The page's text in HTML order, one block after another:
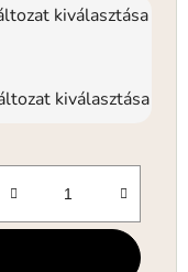
kiválasztása
kiválasztása